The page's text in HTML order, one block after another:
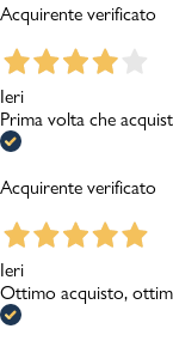
Acquirente verificato
Ieri
Prima volta che
Acquirente verificato
Ieri
Ottimo acquisto,